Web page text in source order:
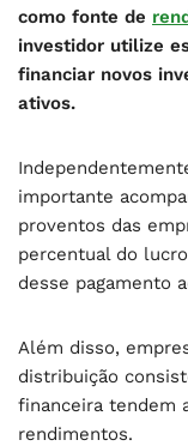
como fonte de
investidor utilize
financiar novos
ativos.
importante
proventos das
percentual do
desse pagamento
Além disso,
distribuição
financeira tendem
rendimentos.